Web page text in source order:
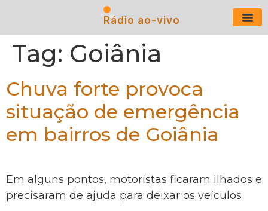
Rádio ao-vivo
Tag: Goiânia
Chuva forte provoca
situação de emergência
em bairros de Goiânia
Em alguns pontos, motoristas ficaram ilhados e
precisaram de ajuda para deixar os veículos